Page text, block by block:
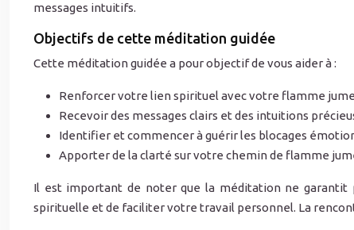
messages intuitifs.
Objectifs de cette méditation guidée
Cette méditation guidée a pour objectif de vous aider à :
Renforcer votre lien spirituel avec votre flamme
Recevoir des messages clairs et des intuitions
Identifier et commencer à guérir les blocages
Apporter de la clarté sur votre chemin de flamme
Il est important de noter que la méditation ne garantit
spirituelle et de faciliter votre travail personnel. La